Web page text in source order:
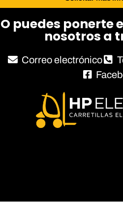
O puedes ponerte
nosotros a
Correo electrónico